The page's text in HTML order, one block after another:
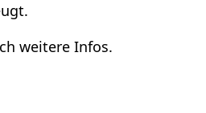
wei­tere Infos.